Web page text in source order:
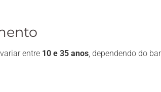
entre 10 e 35 anos, dependendo do